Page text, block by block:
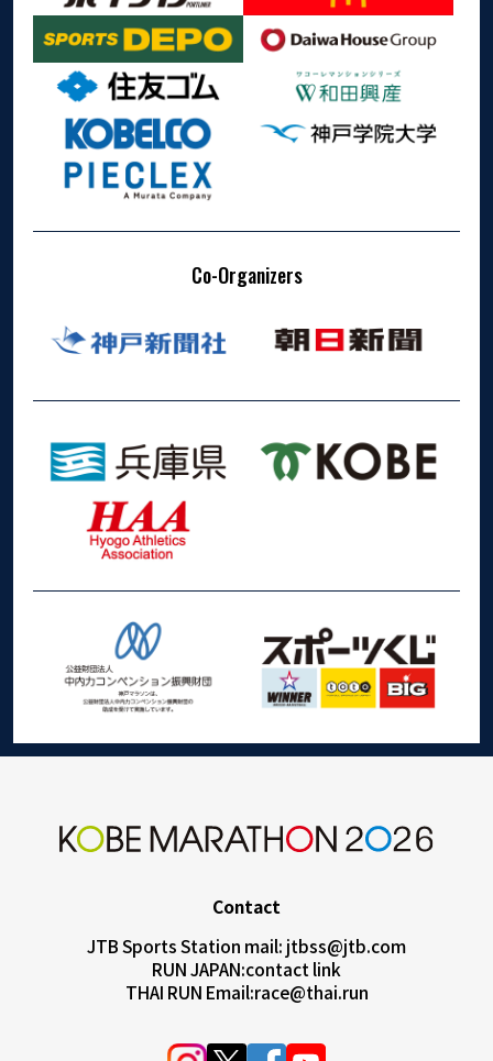
Co-Organizers
Contact
JTB Sports Station mail: jtbss@jtb.com
RUN JAPAN:contact link
THAI RUN Email:race@thai.run